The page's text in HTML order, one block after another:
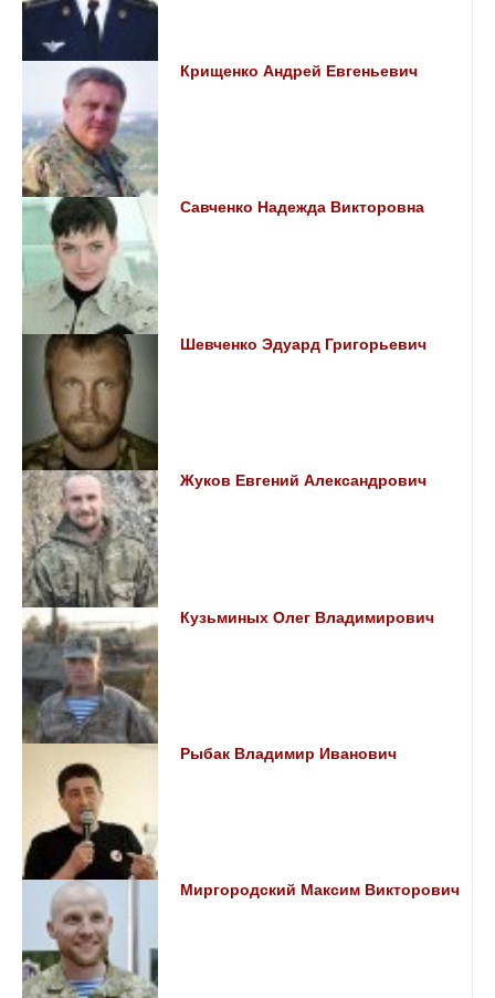
Крищенко Андрей Евгеньевич
Савченко Надежда Викторовна
Шевченко Эдуард Григорьевич
Жуков Евгений Александрович
Кузьминых Олег Владимирович
Рыбак Владимир Иванович
Миргородский Максим Викторович